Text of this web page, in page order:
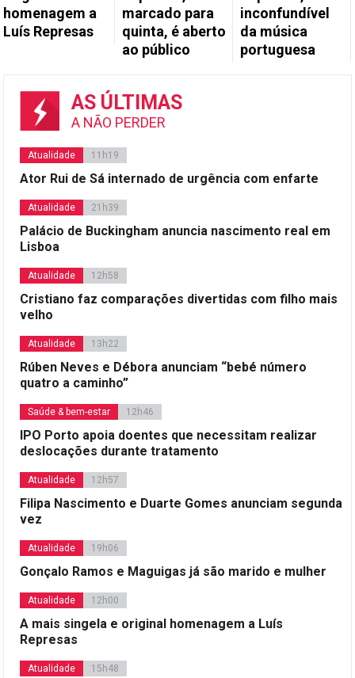
homenagem a
Luís Represas
marcado para
quinta, é aberto
ao público
inconfundível
da música
portuguesa
AS ÚLTIMAS
A NÃO PERDER
Atualidade 11h19
Ator Rui de Sá internado de urgência com enfarte
Atualidade 21h39
Palácio de Buckingham anuncia nascimento real em
Lisboa
Atualidade 12h58
Cristiano faz comparações divertidas com filho mais
velho
Atualidade 13h22
Rúben Neves e Débora anunciam “bebé número
quatro a caminho”
Saúde & bem-estar 12h46
IPO Porto apoia doentes que necessitam realizar
deslocações durante tratamento
Atualidade 12h57
Filipa Nascimento e Duarte Gomes anunciam segunda
vez
Atualidade 19h06
Gonçalo Ramos e Maguigas já são marido e mulher
Atualidade 12h00
A mais singela e original homenagem a Luís
Represas
Atualidade 15h48